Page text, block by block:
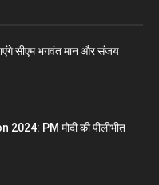
सीएम भगवंत मान और संजय
PM मोदी की पीलीभीत